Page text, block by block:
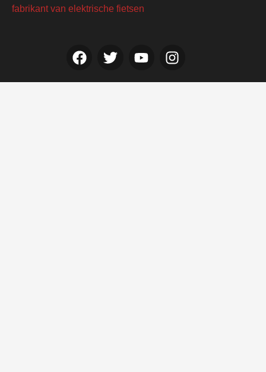
fabrikant van elektrische fietsen
F
a
c
T
w
i
Y
o
u
I
n
s